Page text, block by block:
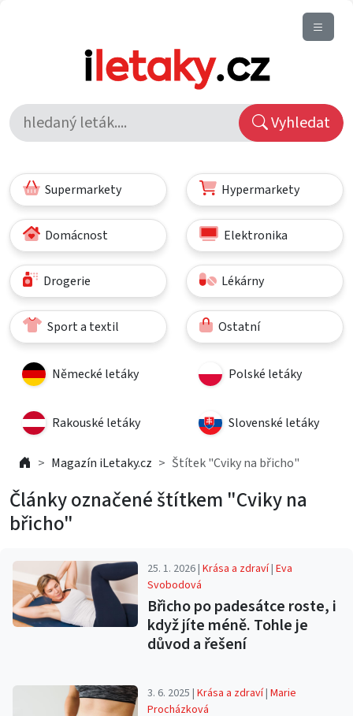
Vyhledat
Supermarkety Hypermarkety
Domácnost Elektronika
Drogerie Lékárny
Sport a textil Ostatní
Německé letáky Polské letáky
Rakouské letáky Slovenské letáky
Magazín iLetaky.cz Štítek "Cviky na břicho"
Články označené štítkem "Cviky na
břicho"
25. 1. 2026 |Krása a zdraví|Eva
Svobodová
Břicho po padesátce roste, i
když jíte méně. Tohle je
důvod a řešení
3. 6. 2025 |Krása a zdraví|Marie
Procházková